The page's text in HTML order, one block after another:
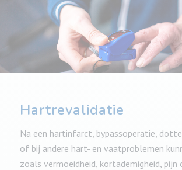
Hartrevalidatie
Na een hartinfarct, bypassoperatie,
of bij andere hart- en vaatproblemen
zoals vermoeidheid, kortademigheid,